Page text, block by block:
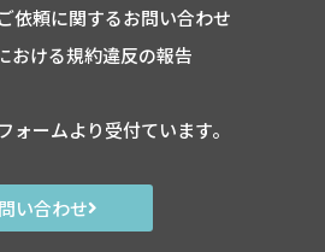
依頼に関するお問い合わせ
おける規約違反の報告
ームより受付ています。
い合わせ